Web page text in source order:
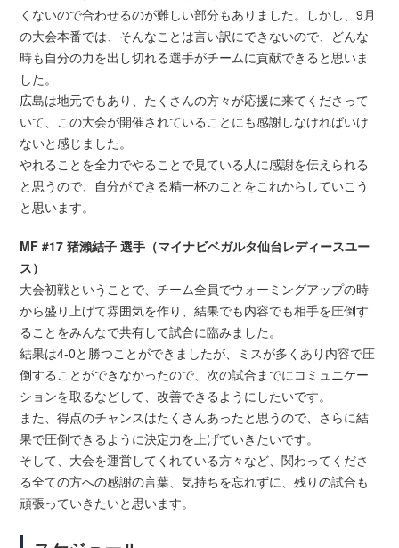
くないので合わせるのが難しい部分もありました。しかし、9月
の大会本番では、そんなことは言い訳にできないので、どんな
時も自分の力を出し切れる選手がチームに貢献できると思いま
した。
広島は地元でもあり、たくさんの方々が応援に来てくださって
いて、この大会が開催されていることにも感謝しなければいけ
ないと感じました。
やれることを全力でやることで見ている人に感謝を伝えられる
と思うので、自分ができる精一杯のことをこれからしていこう
と思います。
MF #17 猪瀨結子 選手（マイナビベガルタ仙台レディースユー
ス）
大会初戦ということで、チーム全員でウォーミングアップの時
から盛り上げて雰囲気を作り、結果でも内容でも相手を圧倒す
ることをみんなで共有して試合に臨みました。
結果は4-0と勝つことができましたが、ミスが多くあり内容で圧
倒することができなかったので、次の試合までにコミュニケー
ションを取るなどして、改善できるようにしたいです。
また、得点のチャンスはたくさんあったと思うので、さらに結
果で圧倒できるように決定力を上げていきたいです。
そして、大会を運営してくれている方々など、関わってくださ
る全ての方への感謝の言葉、気持ちを忘れずに、残りの試合も
頑張っていきたいと思います。